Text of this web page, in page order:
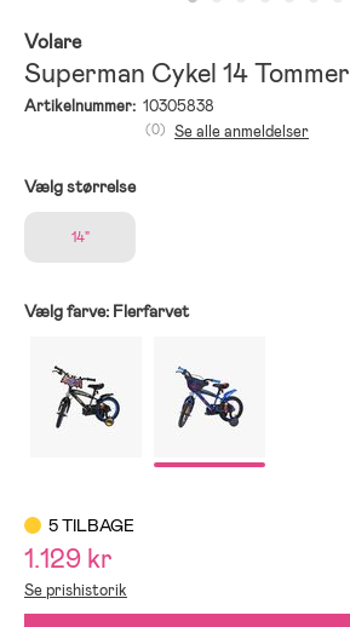
Volare
Superman Cykel 14 Tommer
Artikelnummer: 10305838
(0) Se alle anmeldelser
Vælg størrelse
14"
Vælg farve: Flerfarvet
5 TILBAGE
1.129 kr
Se prishistorik